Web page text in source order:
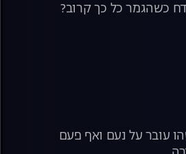
כשהגמר כל כך קרוב?
עובר על נעם ואף פעם